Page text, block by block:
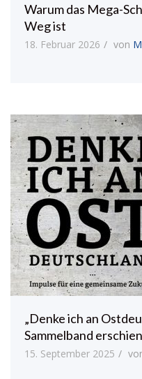
Warum das Mega-
Weg ist
18. Februar 2026 von
„Denke ich an
Sammelband
15. September 2025